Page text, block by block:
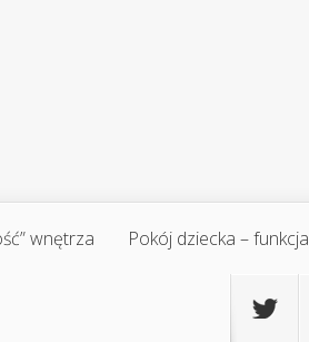
wnętrza Pokój dziecka – funkcja